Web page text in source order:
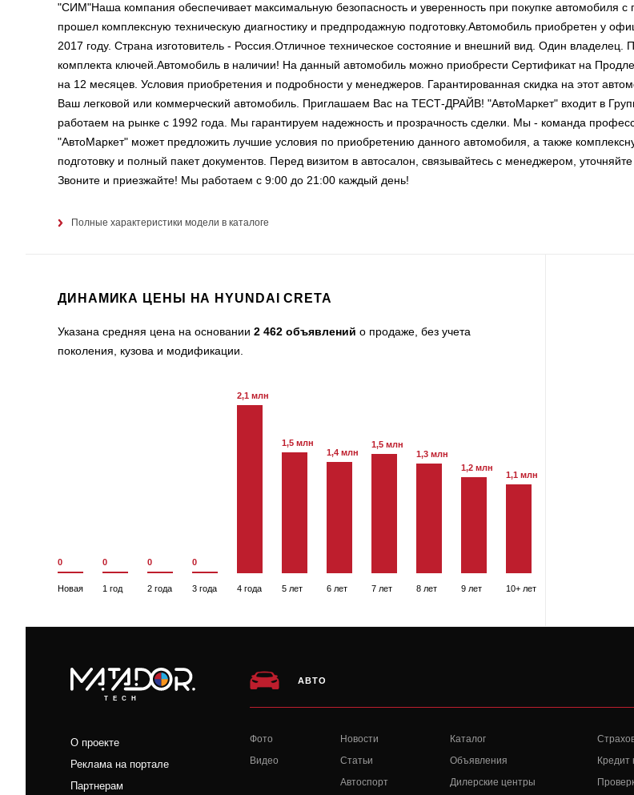
"СИМ"Наша компания обеспечивает максимальную безопасность и уверенность при покупке автомобиля с
прошел комплексную техническую диагностику и предпродажную подготовку.Автомобиль приобретен у
2017 году. Страна изготовитель - Россия.Отличное техническое состояние и внешний вид. Один
комплекта ключей.Автомобиль в наличии! На данный автомобиль можно приобрести Сертификат на
на 12 месяцев. Условия приобретения и подробности у менеджеров. Гарантированная скидка на этот
Ваш легковой или коммерческий автомобиль. Приглашаем Вас на ТЕСТ-ДРАЙВ! "АвтоМаркет" входит в
работаем на рынке с 1992 года. Мы гарантируем надежность и прозрачность сделки. Мы - команда
"АвтоМаркет" может предложить лучшие условия по приобретению данного автомобиля, а также
подготовку и полный пакет документов. Перед визитом в автосалон, связывайтесь с менеджером,
Звоните и приезжайте! Мы работаем с 9:00 до 21:00 каждый день!
Полные характеристики модели в каталоге
ДИНАМИКА ЦЕНЫ НА HYUNDAI CRETA
Указана средняя цена на основании 2 462 объявлений о продаже, без учета
поколения, кузова и модификации.
0
Новая
0
1 год
0
2 года
0
3 года
2,1 млн
4 года
1,5 млн
5 лет
1,4 млн
6 лет
1,5 млн
7 лет
1,3 млн
8 лет
1,2 млн
9 лет
1,1 млн
10+ лет
TECH
О проекте
Реклама на портале
Партнерам
АВТО
Фото
Видео
Новости
Статьи
Автоспорт
Каталог
Объявления
Дилерские центры
Кредит